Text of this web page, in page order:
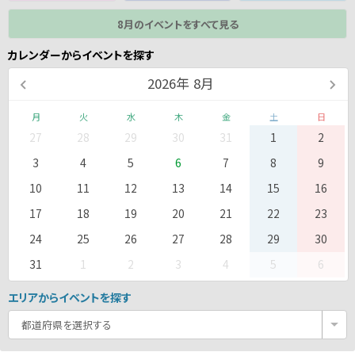
8月のイベントをすべて見る
カレンダーからイベントを探す
2026年 8月
月 火 水 木 金 土 日
27 28 29 30 31 1
2
3
4 5 6 7 8
9
10
11 12 13 14 15
16
17
18 19 20 21 22
23
24
25 26 27 28 29
30
31
1 2 3 4 5 6
エリアからイベントを探す